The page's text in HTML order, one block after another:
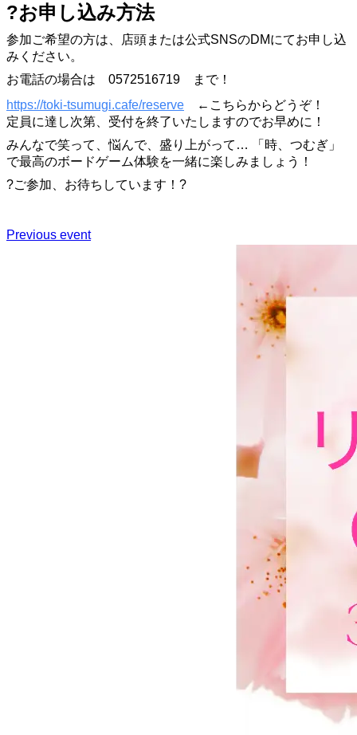
?️お申し込み方法
参加ご希望の方は、店頭または公式SNSのDMにてお申し込
みください。
お電話の場合は 0572516719 まで！
https://toki-tsumugi.cafe/reserve ←こちらからどうぞ！
定員に達し次第、受付を終了いたしますのでお早めに！
みんなで笑って、悩んで、盛り上がって… 「時、つむぎ」
で最高のボードゲーム体験を一緒に楽しみましょう！
?ご参加、お待ちしています！?
Previous event